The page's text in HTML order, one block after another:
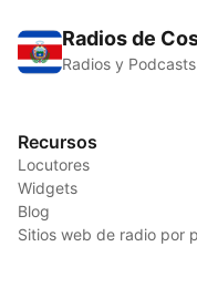
Radios de
Radios y Podcasts
Recursos
Locutores
Widgets
Blog
Sitios web de radio por